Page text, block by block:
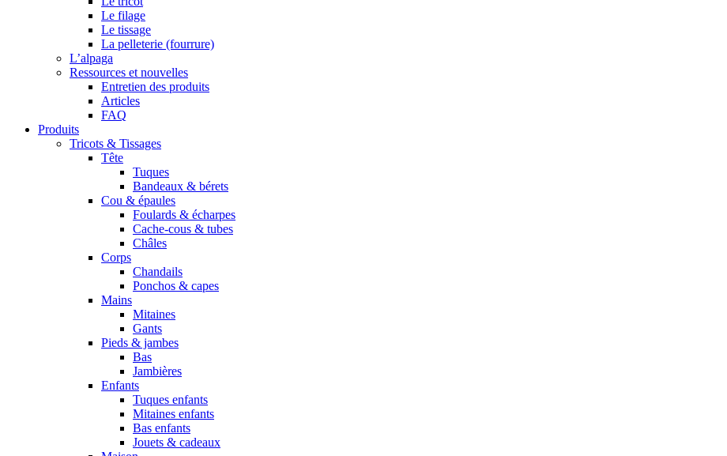
Le filage
Le tissage
La pelleterie (fourrure)
L’alpaga
Ressources et nouvelles
Entretien des produits
Articles
FAQ
Produits
Tricots & Tissages
Tête
Tuques
Bandeaux & bérets
Cou & épaules
Foulards & écharpes
Cache-cous & tubes
Châles
Corps
Chandails
Ponchos & capes
Mains
Mitaines
Gants
Pieds & jambes
Bas
Jambières
Enfants
Tuques enfants
Mitaines enfants
Bas enfants
Jouets & cadeaux